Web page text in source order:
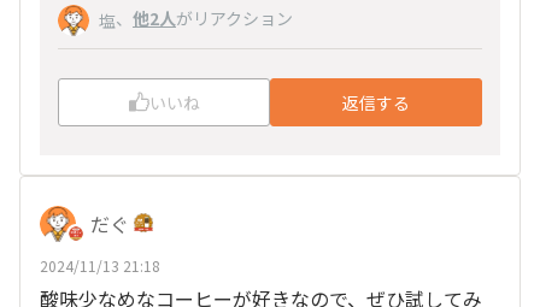
塩、 他2人がリアクション
いいね 返信する
だぐ
2024/11/13 21:18
酸味少なめなコーヒーが好きなので、ぜひ試してみ